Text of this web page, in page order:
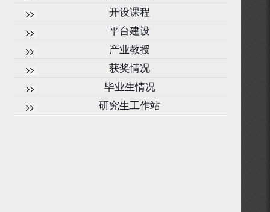
开设课程
平台建设
产业教授
获奖情况
毕业生情况
研究生工作站